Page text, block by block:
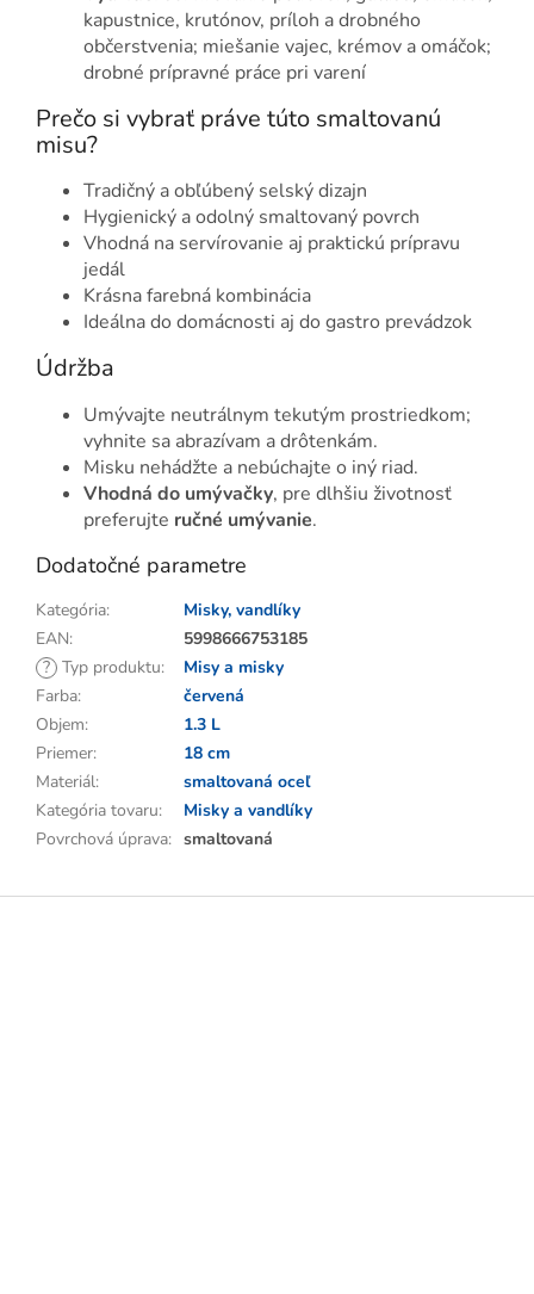
kapustnice, krutónov, príloh a drobného
občerstvenia; miešanie vajec, krémov a omáčok;
drobné prípravné práce pri varení
Prečo si vybrať práve túto smaltovanú
misu?
Tradičný a obľúbený selský dizajn
Hygienický a odolný smaltovaný povrch
Vhodná na servírovanie aj praktickú prípravu
jedál
Krásna farebná kombinácia
Ideálna do domácnosti aj do gastro prevádzok
Údržba
Umývajte neutrálnym tekutým prostriedkom;
vyhnite sa abrazívam a drôtenkám.
Misku nehádžte a nebúchajte o iný riad.
Vhodná do umývačky, pre dlhšiu životnosť
preferujte ručné umývanie.
Dodatočné parametre
Kategória:
Misky, vandlíky
EAN:
5998666753185
? Typ produktu:
Misy a misky
Farba:
červená
Objem:
1.3 L
Priemer:
18 cm
Materiál:
smaltovaná oceľ
Kategória tovaru:
Misky a vandlíky
Povrchová úprava: smaltovaná
Z